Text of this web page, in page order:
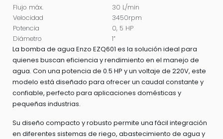
cantidad
Flujo máx.
30 L/min
Velocidad
3450rpm
Potencia
0, 5 HP
Diámetro
1”
La bomba de agua Enzo EZQ601 es la solución ideal para
quienes buscan eficiencia y rendimiento en el manejo de
agua. Con una potencia de 0.5 HP y un voltaje de 220V, este
modelo está diseñado para ofrecer un caudal constante y
confiable, perfecto para aplicaciones domésticas y
pequeñas industrias.
Su diseño compacto y robusto permite una fácil integración
en diferentes sistemas de riego, abastecimiento de agua y